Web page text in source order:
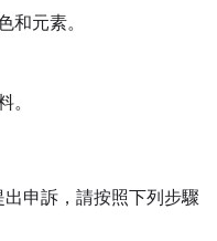
和元素。
。
申訴，請按照下列步驟